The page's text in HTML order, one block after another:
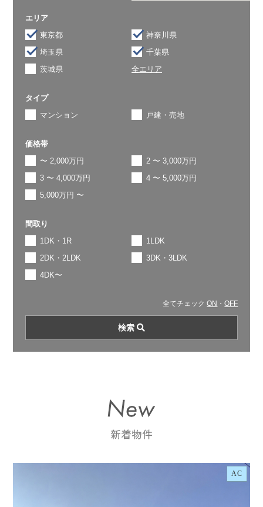
エリア
東京都
神奈川県
埼玉県
千葉県
茨城県
全エリア
タイプ
マンション
戸建・売地
価格帯
〜 2,000万円
2 〜 3,000万円
3 〜 4,000万円
4 〜 5,000万円
5,000万円 〜
間取り
1DK・1R
1LDK
2DK・2LDK
3DK・3LDK
4DK〜
全てチェックON ・OFF
AC